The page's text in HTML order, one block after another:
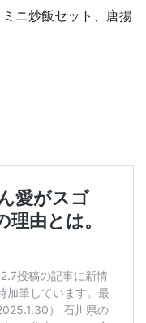
ニ炒飯セット、唐揚